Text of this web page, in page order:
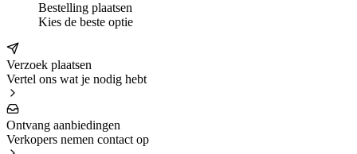
Bestelling plaatsen
Kies de beste optie
Verzoek plaatsen
Vertel ons wat je nodig hebt
Ontvang aanbiedingen
Verkopers nemen contact op